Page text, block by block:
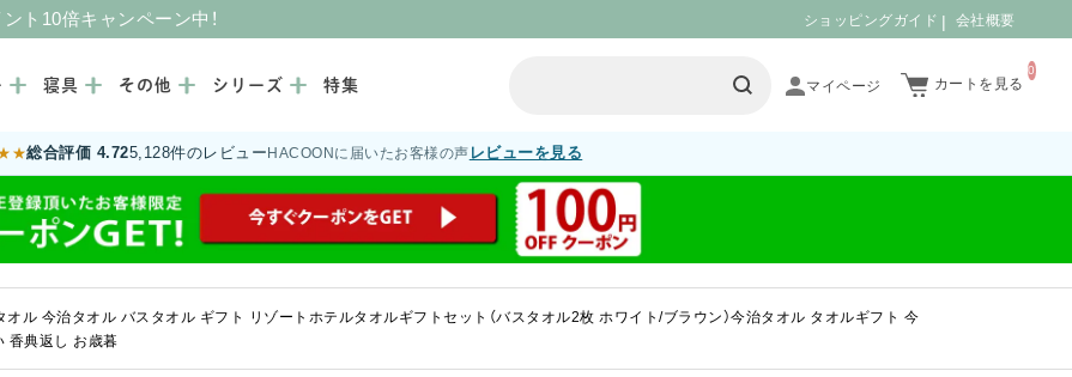
ト10倍キャンペーン中！ ショッピングガイド 会社概要
寝具 その他 シリーズ 特集 カートを見る
0
総合評価 4.725,128件のレビューHACOONに届いたお客様の声 レビューを見る
オル 今治タオル バスタオル ギフト リゾートホテルタオルギフトセット（バスタオル2枚 ホワイト/ブラウン）今治タオル タオルギフト 今
香典返し お歳暮